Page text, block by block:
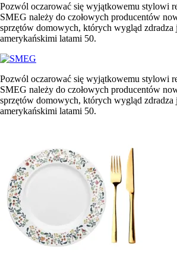
Pozwól oczarować się wyjątkowemu stylowi
SMEG należy do czołowych producentów
sprzętów domowych, których wygląd zdradza
amerykańskimi latami 50.
Pozwól oczarować się wyjątkowemu stylowi
SMEG należy do czołowych producentów
sprzętów domowych, których wygląd zdradza
amerykańskimi latami 50.